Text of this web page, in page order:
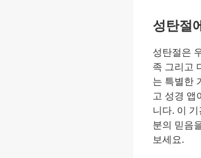
성탄절
성탄절은
족 그리고
는 특별한
고 성경 앱
니다. 이
분의 믿음
보세요.